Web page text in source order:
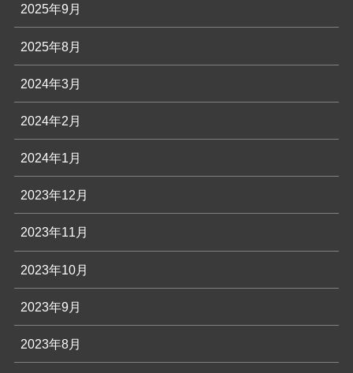
2025年9月
2025年8月
2024年3月
2024年2月
2024年1月
2023年12月
2023年11月
2023年10月
2023年9月
2023年8月